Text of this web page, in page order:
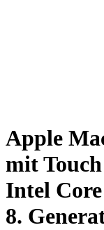
Apple
mit
Intel
8.